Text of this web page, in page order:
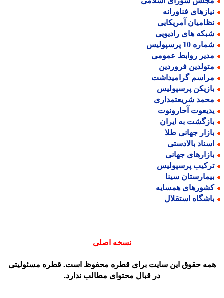
فناورانه
آمریکایی
های رادیویی
10 پرسپولیس
روابط عمومی
فروردین
گرامیداشت
پرسپولیس
شریعتمداری
آحارونوت
به ایران
جهانی طلا
بالادستی
جهانی
پرسپولیس
سینا
همسایه
استقلال
نسخه اصلی
حقوق این سایت برای قطره محفوظ است. قطره مسئولیتی
در قبال محتوای مطالب ندارد.